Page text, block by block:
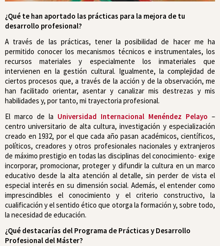
¿Qué te han aportado las prácticas para la mejora de tu
desarrollo profesional?
A través de las prácticas, tener la posibilidad de hacer me ha
permitido conocer los mecanismos técnicos e instrumentales, los
recursos materiales y especialmente los inmateriales que
intervienen en la gestión cultural. Igualmente, la complejidad de
ciertos procesos que, a través de la acción y de la observación, me
han facilitado orientar, asentar y canalizar mis destrezas y mis
habilidades y, por tanto, mi trayectoria profesional.
El marco de la Universidad Internacional Menéndez Pelayo –
centro universitario de alta cultura, investigación y especialización
creado en 1932, por el que cada año pasan académicos, científicos,
políticos, creadores y otros profesionales nacionales y extranjeros
de máximo prestigio en todas las disciplinas del conocimiento- exige
incorporar, promocionar, proteger y difundir la cultura en un marco
educativo desde la alta atención al detalle, sin perder de vista el
especial interés en su dimensión social. Además, el entender como
imprescindibles el conocimiento y el criterio constructivo, la
cualificación y el sentido ético que otorga la formación y, sobre todo,
la necesidad de educación.
¿Qué destacarías del Programa de Prácticas y Desarrollo
Profesional del Máster?